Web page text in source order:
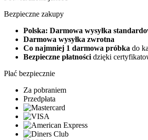
Bezpieczne zakupy
Polska: Darmowa wysyłka
Darmowa wysyłka zwrotna
Co najmniej 1 darmowa próbka do
Bezpieczne płatności dzięki
Płać bezpiecznie
Za pobraniem
Przedpłata